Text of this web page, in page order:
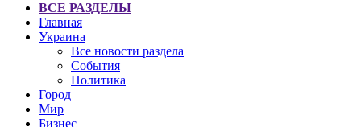
ВСЕ РАЗДЕЛЫ
Главная
Украина
Все новости раздела
События
Политика
Город
Мир
Бизнес